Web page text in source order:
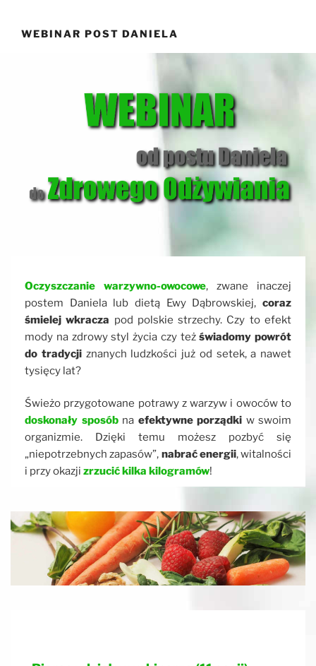
treści
WEBINAR POST DANIELA
Oczyszczanie warzywno-owocowe, zwane inaczej
postem Daniela lub dietą Ewy Dąbrowskiej, coraz
śmielej wkracza pod polskie strzechy. Czy to efekt
mody na zdrowy styl życia czy teżświadomy powrót
do tradycjiznanych ludzkości już od setek, a nawet
tysięcy lat?
Świeżo przygotowane potrawy z warzyw i owoców to
doskonały sposób na efektywne porządki w swoim
organizmie. Dzięki temu możesz pozbyć się
„niepotrzebnych zapasów”, nabrać energii, witalności
i przy okazji zrzucić kilka kilogramów!